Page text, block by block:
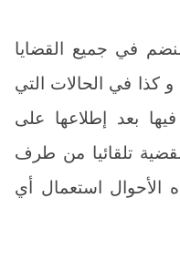
في جميع القضايا
و كذا في الحالات التي
بعد إطلاعها على
تلقائيا من طرف
الأحوال استعمال أي